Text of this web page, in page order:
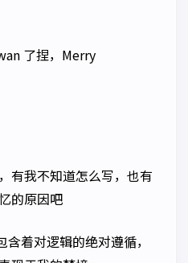
了捏，Merry
有我不知道怎么写，也有
的原因吧
着对逻辑的绝对遵循，